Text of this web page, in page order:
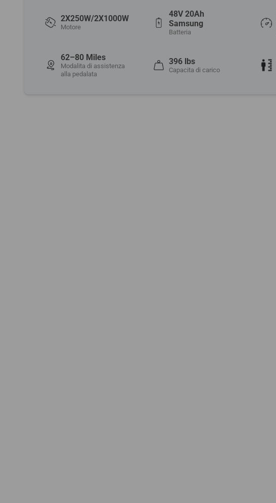
Motore
2X250W/2X1000W
Batteria
48V 20Ah
Samsung
Modalita di assistenza
alla pedalata
62–80 Miles
Capacita di carico
396 lbs